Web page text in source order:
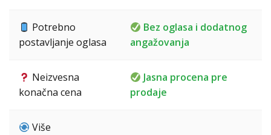
Potrebno
postavljanje oglasa
Bez oglasa i dodatnog
angažovanja
Neizvesna
konačna cena
Jasna procena pre
prodaje
Više